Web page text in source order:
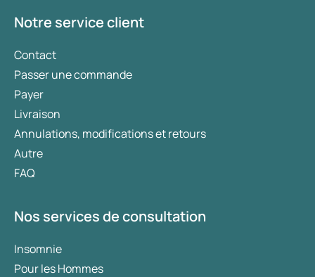
d’utilisation de médicaments.
Notre service client
Contact
Passer une commande
Payer
Livraison
Annulations, modifications et retours
Autre
FAQ
Nos services de consultation
Insomnie
Pour les Hommes